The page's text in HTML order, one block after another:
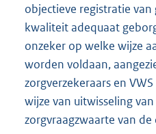
objectieve registratie van
kwaliteit adequaat
onzeker op welke wijze
worden voldaan,
zorgverzekeraars en
wijze van uitwisseling
zorgvraagzwaarte van de